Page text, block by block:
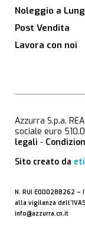
Noleggio a
Post Vendita
Lavora con noi
Azzurra S.p.a.
sociale euro
legali -
Sito creato da
N. RUI E000288262 –
alla vigilanza
info@azzurra.cn.it